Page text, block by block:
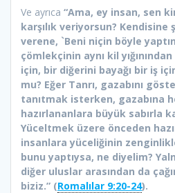
Ve ayrıca “Ama, ey insan, sen
karşılık veriyorsun?
verene, `Beni niçin böyle
çömlekçinin aynı kil
için, bir diğerini bayağı bir iş
mu? Eğer Tanrı, gazabını
tanıtmak isterken, gazabına
hazırlananlara büyük sabırla
Yüceltmek üzere önceden
insanlara yüceliğinin
bunu yaptıysa, ne diyelim?
diğer uluslar arasından da
biziz.” (Romalılar 9:20-24).